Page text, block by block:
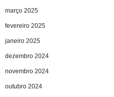
março 2025
fevereiro 2025
janeiro 2025
dezembro 2024
novembro 2024
outubro 2024